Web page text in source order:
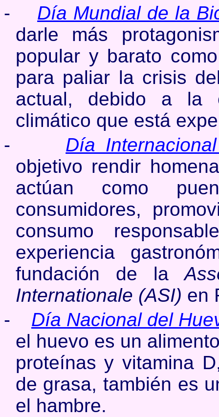
-
Día Mundial de la
darle más
popular y barato
para paliar la crisis
actual, debido a la
climático que está
-
Día
objetivo rendir
actúan como
consumidores,
consumo
experiencia
fundación de la
Internationale (ASI) en
-
Día Nacional del
el huevo es un
proteínas y vitamina
de grasa, también es
el hambre.